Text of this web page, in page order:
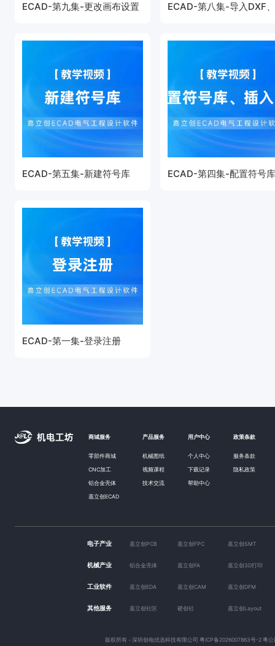
ECAD-第九集-更改画布设置 ECAD-第八集-导入DXF
ECAD-第五集-新建符号库 ECAD-第四集-配置符号
ECAD-第一集-登录注册
商城服务 产品服务 用户中心 政策条款
零部件商城 机械图纸 个人中心 服务条款
CNC加工 视频课程 下载记录 隐私政策
铝合金壳体 技术交流 帮助中心
嘉立创ECAD
电子产业 嘉立创PCB 嘉立创FPC 嘉立创SMT
机械产业 铝合金壳体 嘉立创FA 嘉立创3D打印
工业软件 嘉立创EDA 嘉立创CAM 嘉立创DFM
其他服务 嘉立创社区 硬创社 嘉立创Layout
版权所有 - 深圳创电优选科技有限公司 粤ICP备2026007863号-2 粤